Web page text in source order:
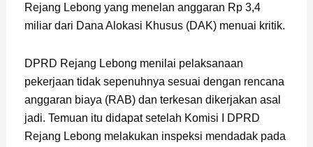
Rejang Lebong yang menelan anggaran Rp 3,4
miliar dari Dana Alokasi Khusus (DAK) menuai kritik.
DPRD Rejang Lebong menilai pelaksanaan
pekerjaan tidak sepenuhnya sesuai dengan rencana
anggaran biaya (RAB) dan terkesan dikerjakan asal
jadi. Temuan itu didapat setelah Komisi I DPRD
Rejang Lebong melakukan inspeksi mendadak pada